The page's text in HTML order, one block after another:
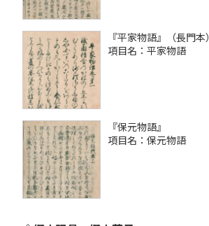
『平家物語』（長門本）
項目名：平家物語
『保元物語』
項目名：保元物語